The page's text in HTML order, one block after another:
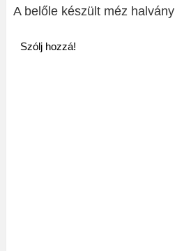
A belőle készült méz
Szólj hozzá!